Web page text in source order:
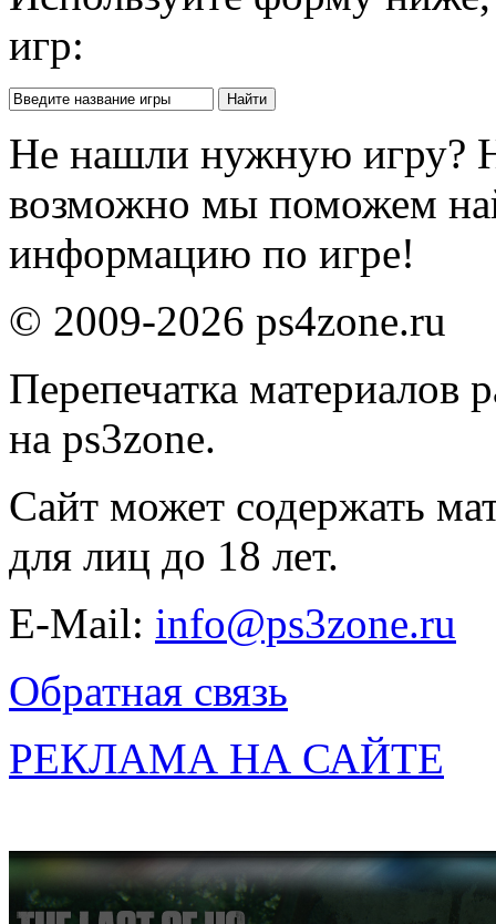
игр:
Не нашли нужную игру?
возможно мы поможем
информацию по игре!
© 2009-2026 ps4zone.ru
Перепечатка материалов
на ps3zone.
Сайт может содержать
для лиц до 18 лет.
E-Mail: info@ps3zone.ru
Обратная связь
РЕКЛАМА НА САЙТЕ